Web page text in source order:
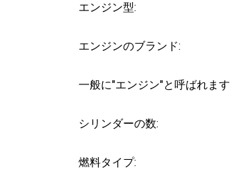
エンジン型:
エンジンのブランド:
一般に"エンジン"と呼ばれます
シリンダーの数:
燃料タイプ: